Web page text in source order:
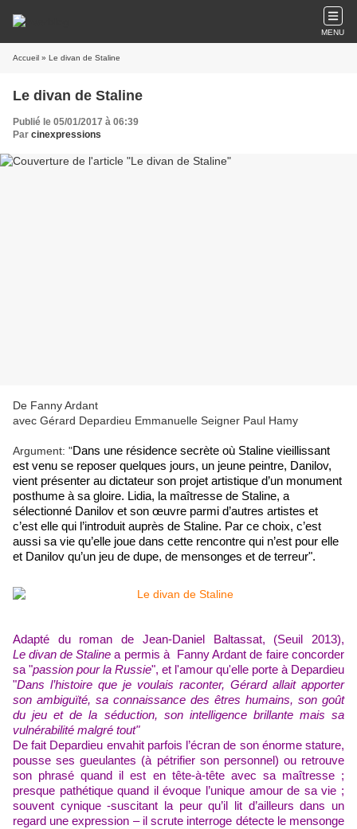
MENU
Accueil » Le divan de Staline
Le divan de Staline
Publié le 05/01/2017 à 06:39
Par cinexpressions
De Fanny Ardant
avec Gérard Depardieu Emmanuelle Seigner Paul Hamy
Argument: "Dans une résidence secrète où Staline vieillissant
est venu se reposer quelques jours, un jeune peintre, Danilov,
vient présenter au dictateur son projet artistique d’un monument
posthume à sa gloire. Lidia, la maîtresse de Staline, a
sélectionné Danilov et son œuvre parmi d’autres artistes et
c’est elle qui l’introduit auprès de Staline. Par ce choix, c’est
aussi sa vie qu’elle joue dans cette rencontre qui n’est pour elle
et Danilov qu’un jeu de dupe, de mensonges et de terreur".
Adapté du roman de Jean-Daniel Baltassat, (Seuil 2013),
Le divan de Staline a permis à Fanny Ardant de faire concorder
sa "passion pour la Russie", et l'amour qu'elle porte à Depardieu
"Dans l’histoire que je voulais raconter, Gérard allait apporter
son ambiguïté, sa connaissance des êtres humains, son goût
du jeu et de la séduction, son intelligence brillante mais sa
vulnérabilité malgré tout"
De fait Depardieu envahit parfois l’écran de son énorme stature,
pousse ses gueulantes (à pétrifier son personnel) ou retrouve
son phrasé quand il est en tête-à-tête avec sa maîtresse ;
presque pathétique quand il évoque l’unique amour de sa vie ;
souvent cynique -suscitant la peur qu’il lit d’ailleurs dans un
regard une expression – il scrute interroge détecte le mensonge